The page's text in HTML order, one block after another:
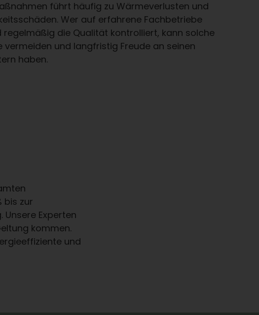
führt häufig zu Wärmeverlusten und
Wer auf erfahrene Fachbetriebe
regelmäßig die Qualität kontrolliert, kann solche
vermeiden und langfristig Freude an seinen
haben.
bis zur
Experten
kommen.
und